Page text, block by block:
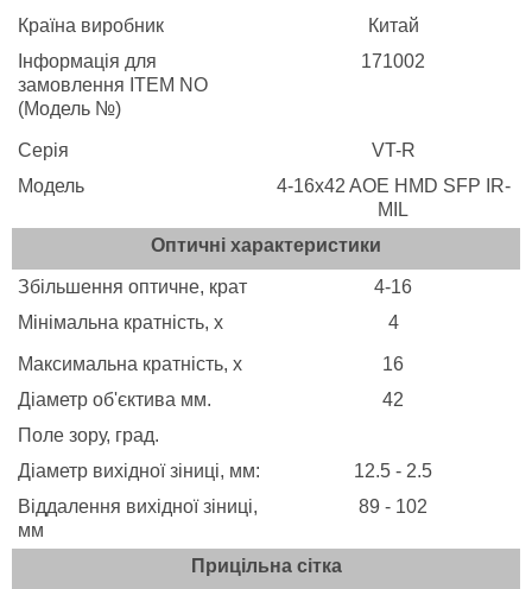
Країна виробник
Китай
Інформація для
замовлення ITEM NO
(Модель №)
171002
Серія
VT-R
Модель
4-16x42 AOE HMD SFP IR-
MIL
Оптичні характеристики
Збільшення оптичне, крат
4-16
Мінімальна кратність, x
4
Максимальна кратність, x
16
Діаметр об'єктива мм.
42
Поле зору, град.
Діаметр вихідної зіниці, мм:
12.5 - 2.5
Віддалення вихідної зіниці,
мм
89 - 102
Прицільна сітка